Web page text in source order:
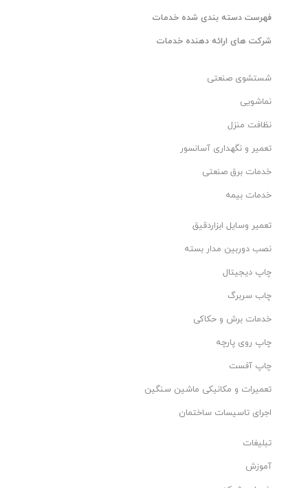
فهرست دسته بندی شده خدمات
شرکت های ارائه دهنده خدمات
شستشوی صنعتی
نماشویی
نظافت منزل
تعمیر و نگهداری آسانسور
خدمات برق صنعتی
خدمات بیمه
تعمیر وسایل ابزاردقیق
نصب دوربین مدار بسته
چاپ دیجیتال
چاب سربرگ
خدمات برش و حکاکی
چاپ روی پارچه
چاپ آفست
تعمیرات و مکانیکی ماشین سنگین
اجرای تاسیسات ساختمان
تبلیغات
آموزش